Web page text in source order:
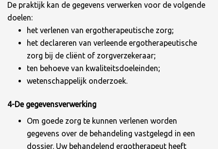
De praktijk kan de gegevens verwerken voor de volgende
doelen:
het verlenen van ergotherapeutische zorg;
het declareren van verleende ergotherapeutische
zorg bij de cliënt of zorgverzekeraar;
ten behoeve van kwaliteitsdoeleinden;
wetenschappelijk onderzoek.
4-De gegevensverwerking
Om goede zorg te kunnen verlenen worden
gegevens over de behandeling vastgelegd in een
dossier. Uw behandelend ergotherapeut heeft